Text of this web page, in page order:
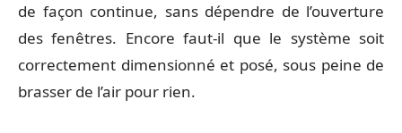
de façon continue, sans dépendre de l’ouverture
des fenêtres. Encore faut-il que le système soit
correctement dimensionné et posé, sous peine de
brasser de l’air pour rien.